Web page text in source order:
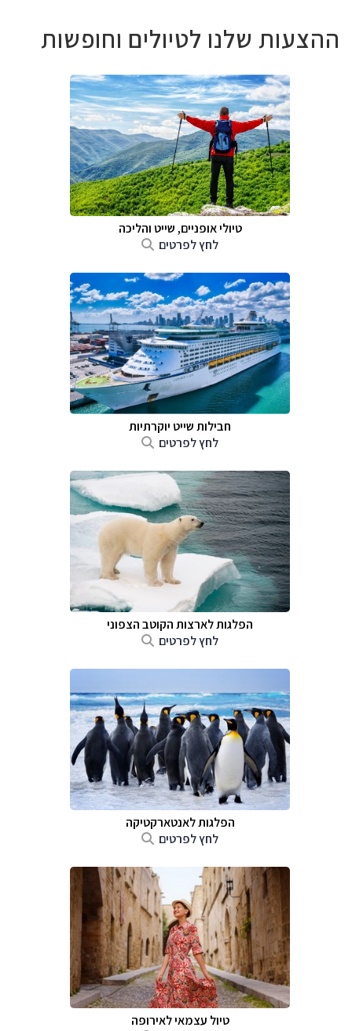
ההצעות שלנו לטיולים וחופשות
טיולי אופניים, שייט והליכה
לחץ לפרטים
חבילות שייט יוקרתיות
לחץ לפרטים
הפלגות לארצות הקוטב הצפוני
לחץ לפרטים
הפלגות לאנטארקטיקה
לחץ לפרטים
טיול עצמאי לאירופה